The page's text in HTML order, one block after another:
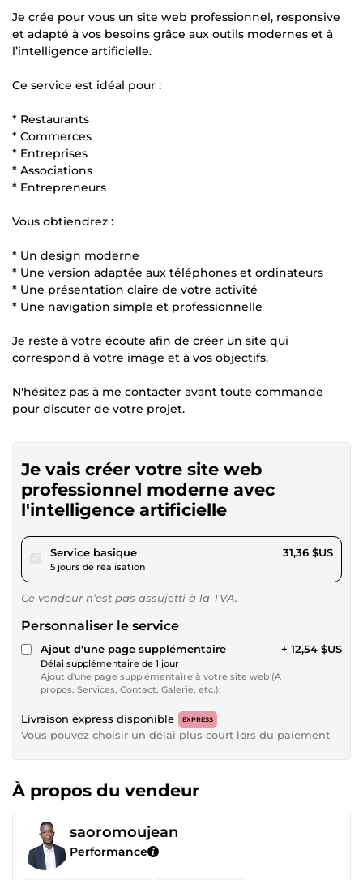
Je crée pour vous un site web professionnel, responsive
et adapté à vos besoins grâce aux outils modernes et à
l’intelligence artificielle.
Ce service est idéal pour :
* Restaurants
* Commerces
* Entreprises
* Associations
* Entrepreneurs
Vous obtiendrez :
* Un design moderne
* Une version adaptée aux téléphones et ordinateurs
* Une présentation claire de votre activité
* Une navigation simple et professionnelle
Je reste à votre écoute afin de créer un site qui
correspond à votre image et à vos objectifs.
N'hésitez pas à me contacter avant toute commande
pour discuter de votre projet.
Je vais créer votre site web
professionnel moderne avec
l'intelligence artificielle
Service basiquepour 28,90 $US
5 jours de réalisation
31,36 $US
Ce vendeur n’est pas assujetti à la TVA.
Personnaliser le service
Ajout d'une page supplémentaire
Délai supplémentaire de 1 jour
Ajout d'une page supplémentaire à votre site web (À
propos, Services, Contact, Galerie, etc.).
+ 12,54 $US
Livraison express disponible EXPRESS
Vous pouvez choisir un délai plus court lors du paiement
À propos du vendeur
saoromoujean
Performance